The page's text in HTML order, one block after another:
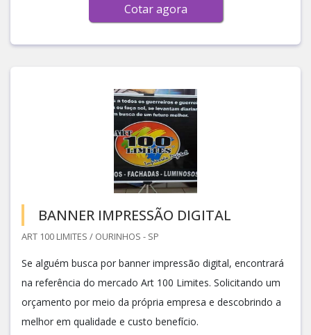
Cotar agora
BANNER IMPRESSÃO DIGITAL
ART 100 LIMITES / OURINHOS - SP
Se alguém busca por banner impressão digital, encontrará
na referência do mercado Art 100 Limites. Solicitando um
orçamento por meio da própria empresa e descobrindo a
melhor em qualidade e custo benefício.